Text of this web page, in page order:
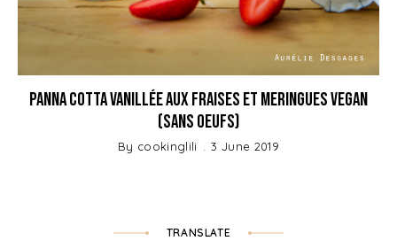
Panna Cotta vanillée aux fraises et meringues vegan
(sans oeufs)
By cookinglili 3 June 2019
TRANSLATE